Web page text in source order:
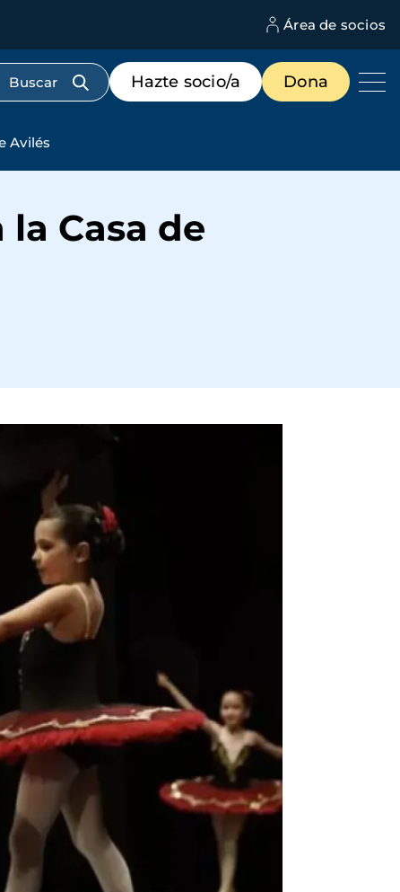
Área de socios
Menú
de
destacados
Hazte socio/a Dona
Avilés
Casa de